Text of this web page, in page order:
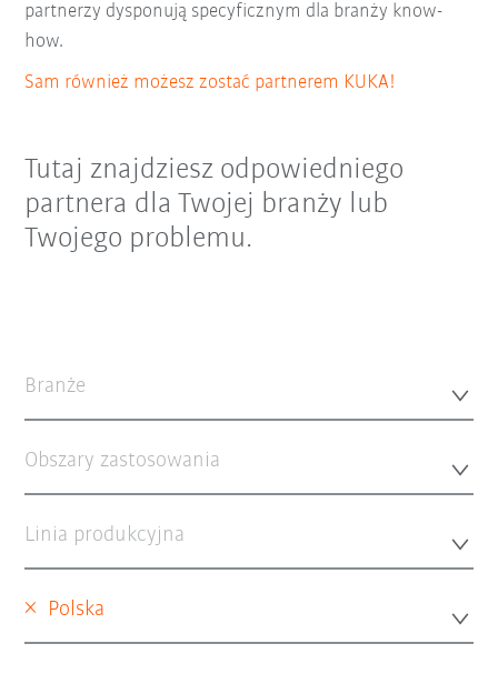
partnerzy dysponują specyficznym dla branży know-
how.
Sam również możesz zostać partnerem KUKA!
Tutaj znajdziesz odpowiedniego
partnera dla Twojej branży lub
Twojego problemu.
Branże
Obszary zastosowania
Linia produkcyjna
× Polska